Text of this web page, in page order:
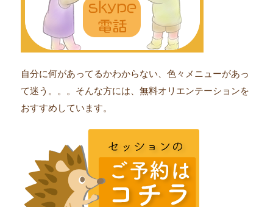
自分に何があってるかわからない、色々メニューがあっ
て迷う。。。そんな方には、無料オリエンテーションを
おすすめしています。